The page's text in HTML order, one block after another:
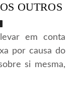
OUTROS
em conta
por causa do
si mesma,